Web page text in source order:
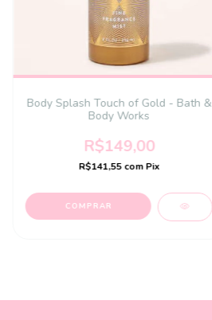
Body Splash Touch of Gold - Bath &
Body Works
R$149,00
R$141,55com Pix